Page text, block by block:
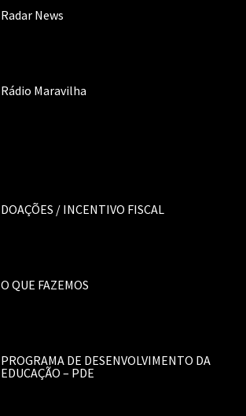
Radar News
Rádio Maravilha
DOAÇÕES / INCENTIVO FISCAL
O QUE FAZEMOS
PROGRAMA DE DESENVOLVIMENTO DA
EDUCAÇÃO – PDE